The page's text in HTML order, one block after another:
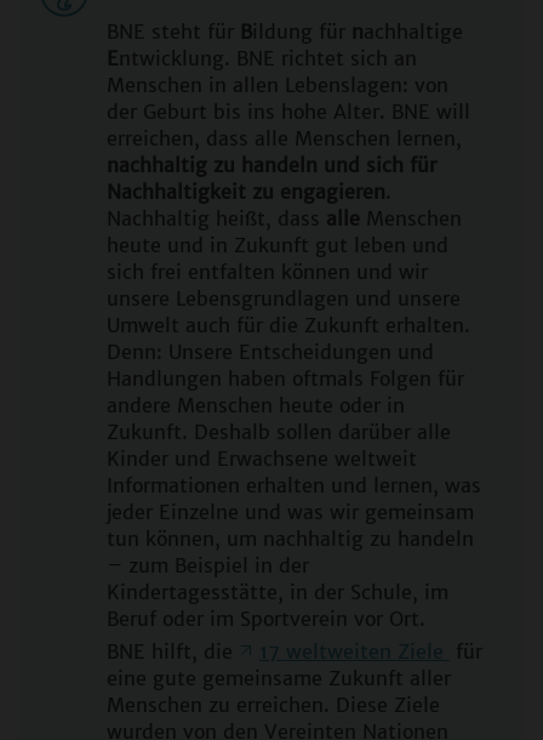
BNE steht für Bildung für nachhaltige
Entwicklung. BNE richtet sich an
Menschen in allen Lebenslagen: von
der Geburt bis ins hohe Alter. BNE will
erreichen, dass alle Menschen lernen,
nachhaltig zu handeln und sich für
Nachhaltigkeit zu engagieren.
Nachhaltig heißt, dass alle Menschen
heute und in Zukunft gut leben und
sich frei entfalten können und wir
unsere Lebensgrundlagen und unsere
Umwelt auch für die Zukunft erhalten.
Denn: Unsere Entscheidungen und
Handlungen haben oftmals Folgen für
andere Menschen heute oder in
Zukunft. Deshalb sollen darüber alle
Kinder und Erwachsene weltweit
Informationen erhalten und lernen, was
jeder Einzelne und was wir gemeinsam
tun können, um nachhaltig zu handeln
– zum Beispiel in der
Kindertagesstätte, in der Schule, im
Beruf oder im Sportverein vor Ort.
BNE hilft, die
17 weltweiten Ziele
für
eine gute gemeinsame Zukunft aller
Menschen zu erreichen. Diese Ziele
wurden von den Vereinten Nationen